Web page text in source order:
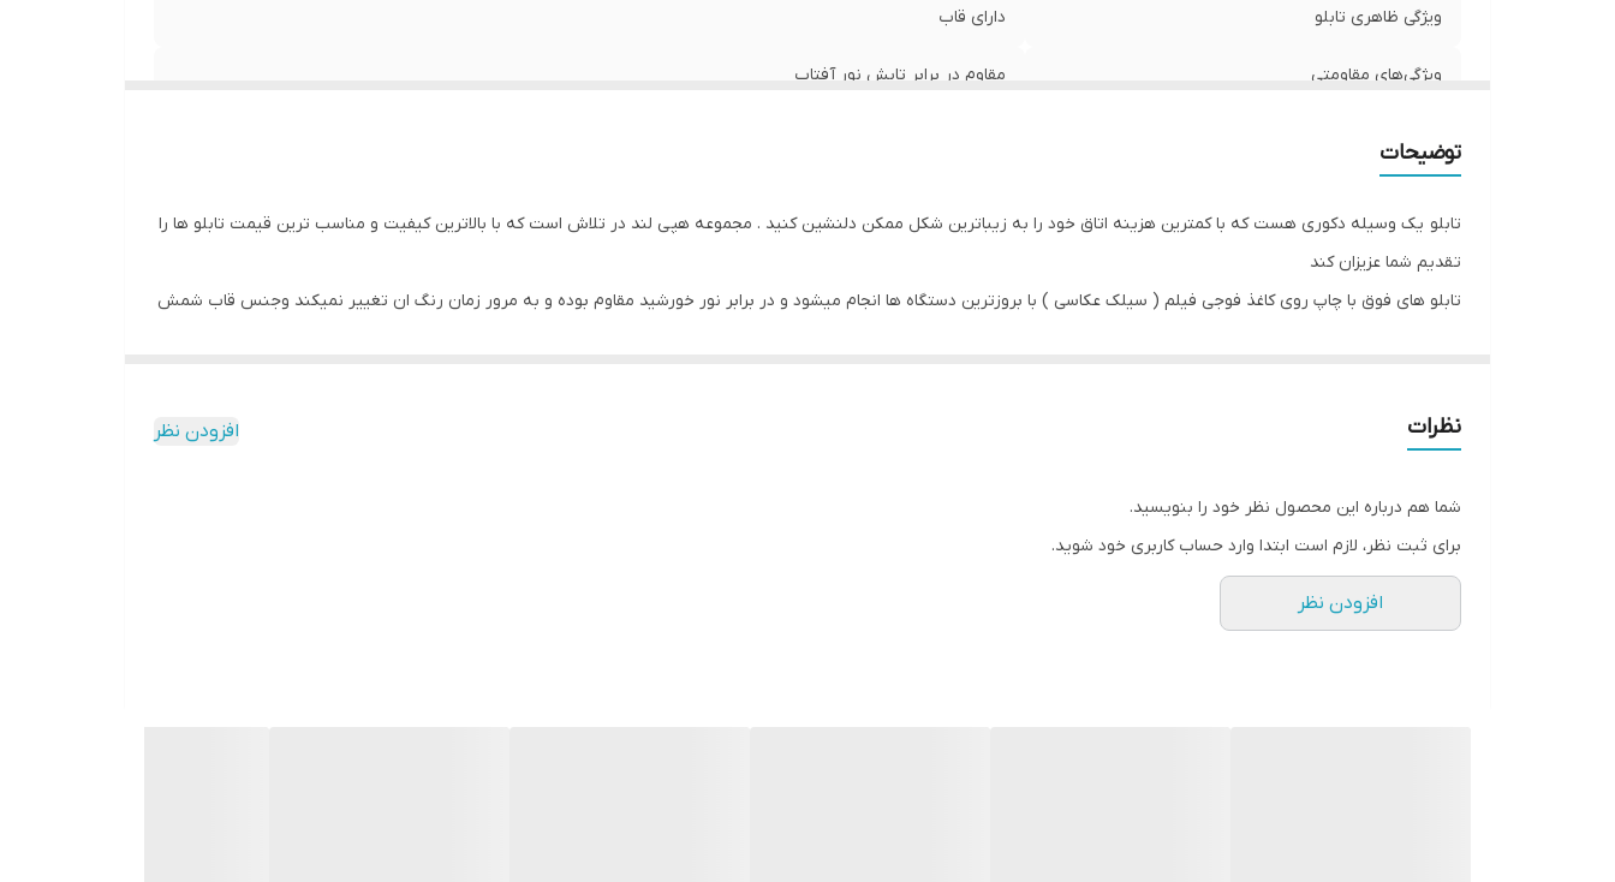
ویژگی ظاهری تابلو دارای قاب
ویژگی‌های مقاومتی مقاوم در برابر تابش نور آفتاب
توضیحات
تابلو یک وسیله دکوری هست که با کمترین هزینه اتاق خود را به زیباترین شکل ممکن دلنشین کنید . مجموعه هپی لند در تلاش است که با بالاترین کیفیت و مناسب ترین قیمت تابلو ها را
تقدیم شما عزیزان کند
تابلو های فوق با چاپ روی کاغذ فوجی فیلم ( سیلک عکاسی ) با بروزترین دستگاه ها انجام میشود و در برابر نور خورشید مقاوم بوده و به مرور زمان رنگ ان تغییر نمیکند وجنس قاب شمش
نظرات افزودن نظر
شما هم درباره این محصول نظر خود را بنویسید.
برای ثبت نظر، لازم است ابتدا وارد حساب کاربری خود شوید.
افزودن نظر